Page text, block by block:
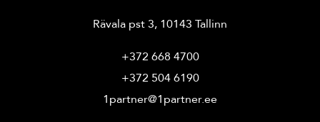
Rävala pst 3, 10143 Tallinn
+372 668 4700
+372 504 6190
1partner@1partner.ee